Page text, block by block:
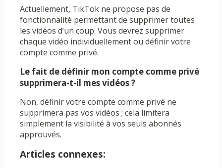
Actuellement, TikTok ne propose pas de
fonctionnalité permettant de supprimer toutes
les vidéos d’un coup. Vous devrez supprimer
chaque vidéo individuellement ou définir votre
compte comme privé.
Le fait de définir mon compte comme privé
supprimera-t-il mes vidéos ?
Non, définir votre compte comme privé ne
supprimera pas vos vidéos ; cela limitera
simplement la visibilité à vos seuls abonnés
approuvés.
Articles connexes: